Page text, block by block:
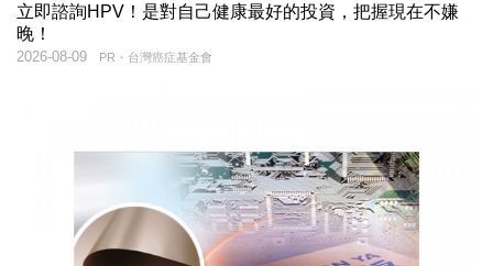
立即諮詢HPV！是對自己健康最好的投資，把握現在不嫌
晚！
PR・台灣癌症基金會
2026-08-09